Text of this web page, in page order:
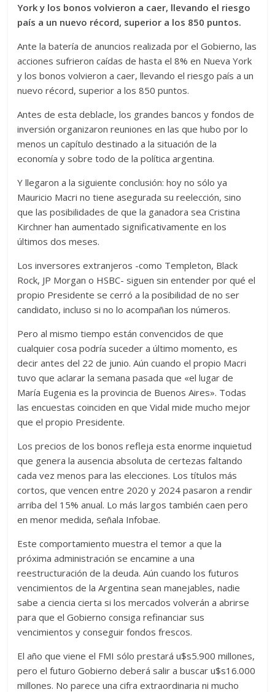
York y los bonos volvieron a caer, llevando el riesgo
país a un nuevo récord, superior a los 850 puntos.
Ante la batería de anuncios realizada por el Gobierno, las
acciones sufrieron caídas de hasta el 8% en Nueva York
y los bonos volvieron a caer, llevando el riesgo país a un
nuevo récord, superior a los 850 puntos.
Antes de esta deblacle, los grandes bancos y fondos de
inversión organizaron reuniones en las que hubo por lo
menos un capítulo destinado a la situación de la
economía y sobre todo de la política argentina.
Y llegaron a la siguiente conclusión: hoy no sólo ya
Mauricio Macri no tiene asegurada su reelección, sino
que las posibilidades de que la ganadora sea Cristina
Kirchner han aumentado significativamente en los
últimos dos meses.
Los inversores extranjeros -como Templeton, Black
Rock, JP Morgan o HSBC- siguen sin entender por qué el
propio Presidente se cerró a la posibilidad de no ser
candidato, incluso si no lo acompañan los números.
Pero al mismo tiempo están convencidos de que
cualquier cosa podría suceder a último momento, es
decir antes del 22 de junio. Aún cuando el propio Macri
tuvo que aclarar la semana pasada que «el lugar de
María Eugenia es la provincia de Buenos Aires». Todas
las encuestas coinciden en que Vidal mide mucho mejor
que el propio Presidente.
Los precios de los bonos refleja esta enorme inquietud
que genera la ausencia absoluta de certezas faltando
cada vez menos para las elecciones. Los títulos más
cortos, que vencen entre 2020 y 2024 pasaron a rendir
arriba del 15% anual. Lo más largos también caen pero
en menor medida, señala Infobae.
Este comportamiento muestra el temor a que la
próxima administración se encamine a una
reestructuración de la deuda. Aún cuando los futuros
vencimientos de la Argentina sean manejables, nadie
sabe a ciencia cierta si los mercados volverán a abrirse
para que el Gobierno consiga refinanciar sus
vencimientos y conseguir fondos frescos.
El año que viene el FMI sólo prestará u$s5.900 millones,
pero el futuro Gobierno deberá salir a buscar u$s16.000
millones. No parece una cifra extraordinaria ni mucho